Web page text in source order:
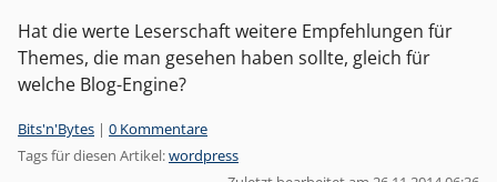
Hat die werte Leserschaft weitere Empfehlungen für
Themes, die man gesehen haben sollte, gleich für
welche Blog-Engine?
Kategorien:
Bits'n'Bytes | 0 Kommentare
Tags für diesen Artikel:wordpress